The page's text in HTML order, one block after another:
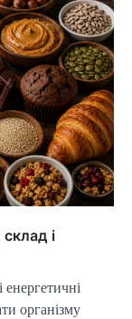
і
організму